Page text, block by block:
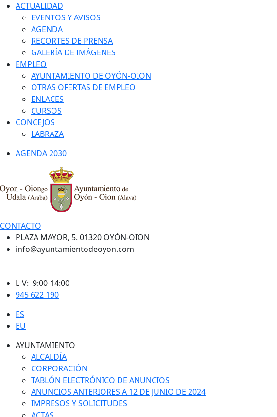
ACTUALIDAD
EVENTOS Y AVISOS
AGENDA
RECORTES DE PRENSA
GALERÍA DE IMÁGENES
EMPLEO
AYUNTAMIENTO DE OYÓN-OION
OTRAS OFERTAS DE EMPLEO
ENLACES
CURSOS
CONCEJOS
LABRAZA
AGENDA 2030
CONTACTO
PLAZA MAYOR, 5. 01320 OYÓN-OION
info@ayuntamientodeoyon.com
L-V: 9:00-14:00
945 622 190
ES
EU
AYUNTAMIENTO
ALCALDÍA
CORPORACIÓN
TABLÓN ELECTRÓNICO DE ANUNCIOS
ANUNCIOS ANTERIORES A 12 DE JUNIO DE 2024
IMPRESOS Y SOLICITUDES